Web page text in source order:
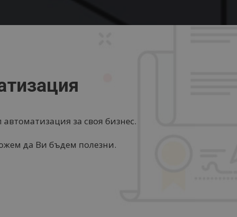
за своя бизнес.
да Ви бъдем полезни.